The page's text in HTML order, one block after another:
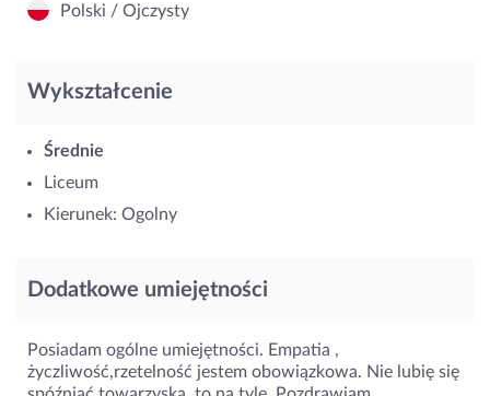
Polski / Ojczysty
Wykształcenie
Średnie
Liceum
Kierunek: Ogolny
Dodatkowe umiejętności
Posiadam ogólne umiejętności. Empatia ,
życzliwość,rzetelność jestem obowiązkowa. Nie lubię się